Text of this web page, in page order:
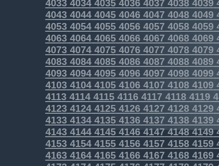
40334034403540364037 40384039
40434044404540464047 40484049
40534054405540564057 40584059
4063406440654066406740684069
40734074407540764077 40784079
40834084408540864087 40884089
40934094409540964097 40984099
41034104410541064107 41084109
41134114411541164117 41184119
41234124412541264127 41284129
41334134413541364137 41384139
4143414441454146414741484149
4153415441554156415741584159
4163416441654166416741684169